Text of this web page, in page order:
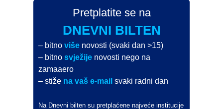
Pretplatite se na
DNEVNI BILTEN
– bitnoviše novosti (svaki dan >15)
– bitnosvježije novosti nego na
zamaaero
– stiže na vaš e-mail svaki radni dan
Na Dnevni bilten su pretplaćene najveće institucije